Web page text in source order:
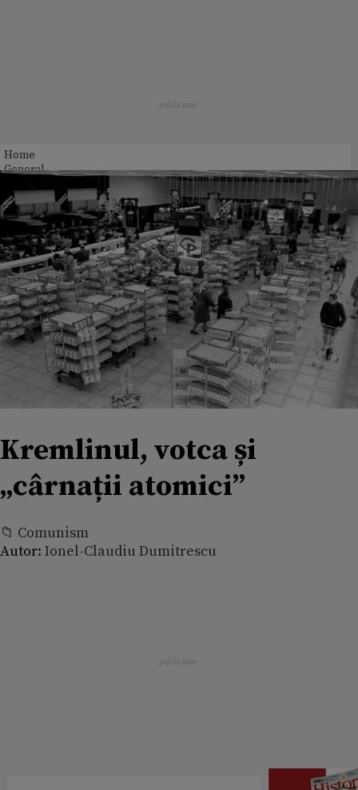
Home
General
Kremlinul, votca și
„cârnații atomici”
📁 Comunism
Autor: Ionel-Claudiu Dumitrescu